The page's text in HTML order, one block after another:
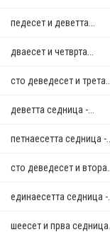
педесет и деветта...
дваесет и четврта...
сто деведесет и трета...
деветта седница -...
петнаесетта седница -...
сто деведесет и втора...
единаесетта седница -...
шеесет и прва седница...